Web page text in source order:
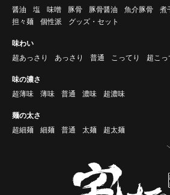
醤油
塩 味噌 豚骨 豚骨醤油 魚介豚骨 煮
担々麺
個性派 グッズ・セット
味わい
超あっさり
あっさり 普通 こってり 超こっ
味の濃さ
超薄味
薄味 普通 濃味 超濃味
麺の太さ
超細麺
細麺 普通 太麺 超太麺